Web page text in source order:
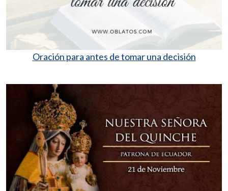
Oración para antes de tomar una decisión